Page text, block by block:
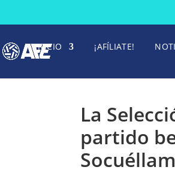
INICIO ¡AFÍLIATE!
La
partido